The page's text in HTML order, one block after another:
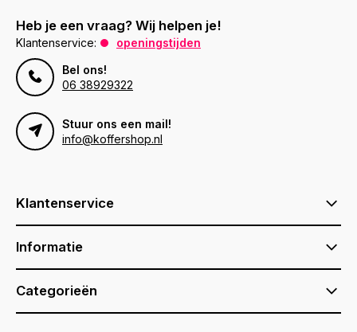
Heb je een vraag? Wij helpen je!
Klantenservice:
openingstijden
Bel ons!
06 38929322
Stuur ons een mail!
info@koffershop.nl
Klantenservice
Informatie
Categorieën